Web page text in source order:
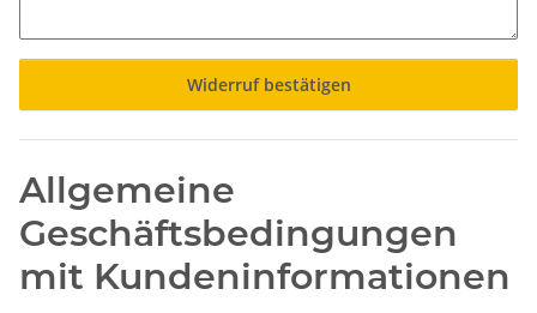
Widerruf bestätigen
Allgemeine
Geschäftsbedingungen
mit Kundeninformationen